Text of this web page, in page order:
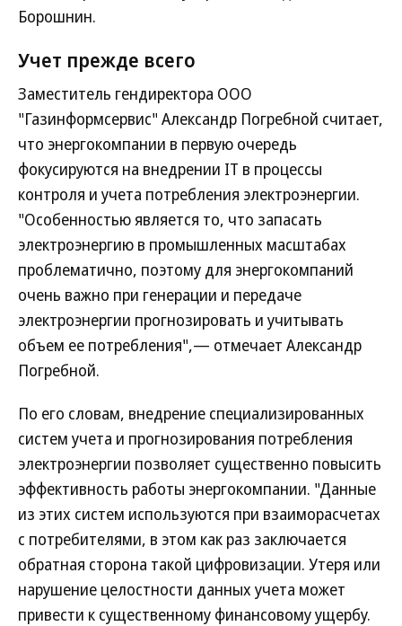
Борошнин.
Учет прежде всего
Заместитель гендиректора ООО
"Газинформсервис" Александр Погребной считает,
что энергокомпании в первую очередь
фокусируются на внедрении IT в процессы
контроля и учета потребления электроэнергии.
"Особенностью является то, что запасать
электроэнергию в промышленных масштабах
проблематично, поэтому для энергокомпаний
очень важно при генерации и передаче
электроэнергии прогнозировать и учитывать
объем ее потребления",— отмечает Александр
Погребной.
По его словам, внедрение специализированных
систем учета и прогнозирования потребления
электроэнергии позволяет существенно повысить
эффективность работы энергокомпании. "Данные
из этих систем используются при взаиморасчетах
с потребителями, в этом как раз заключается
обратная сторона такой цифровизации. Утеря или
нарушение целостности данных учета может
привести к существенному финансовому ущербу.